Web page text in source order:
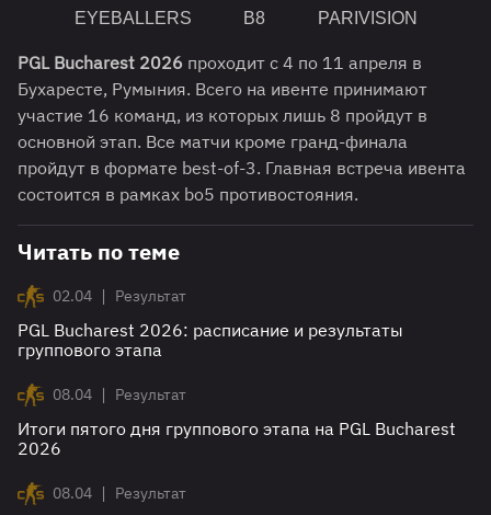
EYEBALLERS B8 PARIVISION
PGL Bucharest 2026 проходит с 4 по 11 апреля в
Бухаресте, Румыния. Всего на ивенте принимают
участие 16 команд, из которых лишь 8 пройдут в
основной этап. Все матчи кроме гранд-финала
пройдут в формате best-of-3. Главная встреча ивента
состоится в рамках bo5 противостояния.
Читать по теме
02.04 | Результат
PGL Bucharest 2026: расписание и результаты
группового этапа
08.04 | Результат
Итоги пятого дня группового этапа на PGL Bucharest
2026
08.04 | Результат